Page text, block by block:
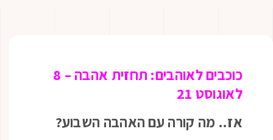
כוכבים לאוהבים: תחזית אהבה – 8
לאוגוסט 21
אז.. מה קורה עם האהבה השבוע?